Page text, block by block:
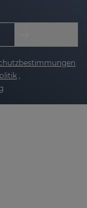
Haut
an Wasser
wird,
,